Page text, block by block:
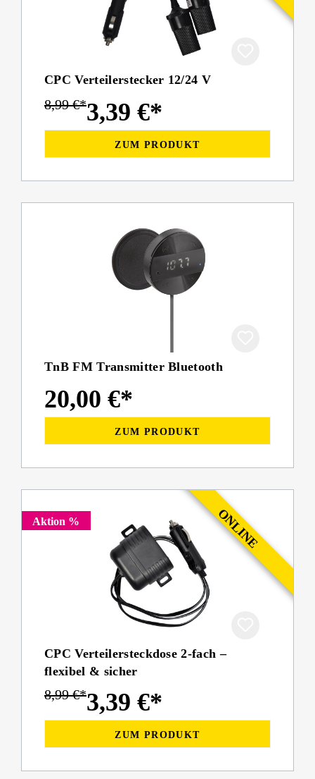
CPC Verteilerstecker 12/24 V
3,39 €*
8,99 €*
ZUM PRODUKT
TnB FM Transmitter Bluetooth
20,00 €*
ZUM PRODUKT
Aktion %
CPC Verteilersteckdose 2-fach –
flexibel & sicher
3,39 €*
8,99 €*
ZUM PRODUKT